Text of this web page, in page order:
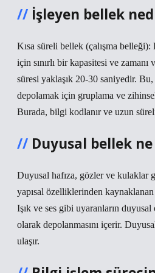
İşleyen bellek
Kısa süreli bellek (çalışma
için sınırlı bir kapasitesi ve
süresi yaklaşık 20-30 saniyedir.
depolamak için gruplama ve
Burada, bilgi kodlanır ve uzun
Duyusal bellek
Duyusal hafıza, gözler ve kulaklar
yapısal özelliklerinden kaynaklanan
Işık ve ses gibi uyaranların
olarak depolanmasını içerir.
ulaşır.